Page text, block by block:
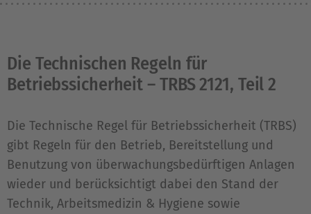
Die Technischen Regeln für
Betriebssicherheit – TRBS 2121, Teil 2
Die Technische Regel für Betriebssicherheit (TRBS)
gibt Regeln für den Betrieb, Bereitstellung und
Benutzung von überwachungsbedürftigen Anlagen
wieder und berücksichtigt dabei den Stand der
Technik, Arbeitsmedizin & Hygiene sowie